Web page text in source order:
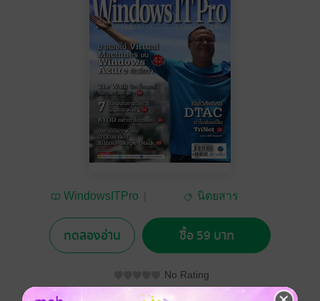
WindowsITPro
นิตยสาร
ทดลองอ่าน ซื้อ 59 บาท
No Rating